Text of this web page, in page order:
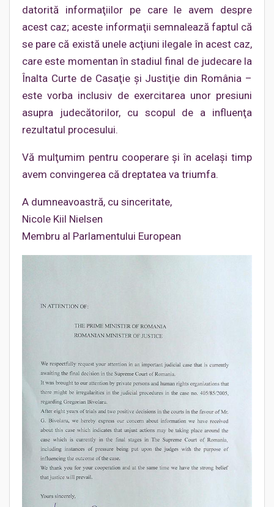
datorită informaţiilor pe care le avem despre
acest caz; aceste informaţii semnalează faptul că
se pare că există unele acţiuni ilegale în acest caz,
care este momentan în stadiul final de judecare la
Înalta Curte de Casaţie şi Justiţie din România –
este vorba inclusiv de exercitarea unor presiuni
asupra judecătorilor, cu scopul de a influenţa
rezultatul procesului.
Vă mulţumim pentru cooperare şi în acelaşi timp
avem convingerea că dreptatea va triumfa.
A dumneavoastră, cu sinceritate,
Nicole Kiil Nielsen
Membru al Parlamentului European